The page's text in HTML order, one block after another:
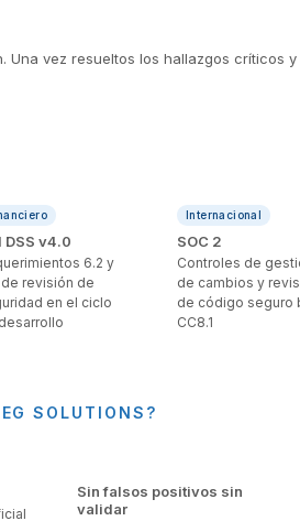
vez resueltos los hallazgos críticos
DSS v4.0
6.2 y
revisión de
en el ciclo
Internacional
SOC 2
Controles de
de cambios y
de código seguro
CC8.1
SOLUTIONS?
Sin falsos positivos sin
validar